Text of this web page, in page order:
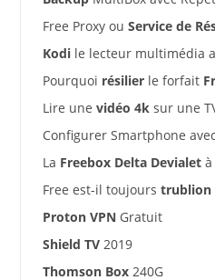
Free Proxy ou Service de
Kodile lecteur multimédia
Pourquoi résilierle forfait
Lire une vidéo 4ksur une
Configurer Smartphone
La Freebox Delta Devialetà
Free est-il toujours trublion
Proton VPN Gratuit
Shield TV2019
Thomson Box240G